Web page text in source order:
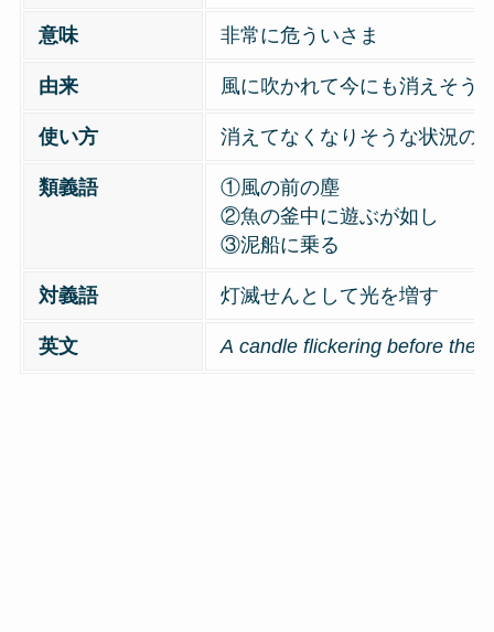
意味 非常に危ういさま
由来 風に吹かれて今にも消えそう
使い方 消えてなくなりそうな状況の
類義語
①風の前の塵
②魚の釜中に遊ぶが如し
③泥船に乗る
対義語 灯滅せんとして光を増す
英文 A candle flickering before the